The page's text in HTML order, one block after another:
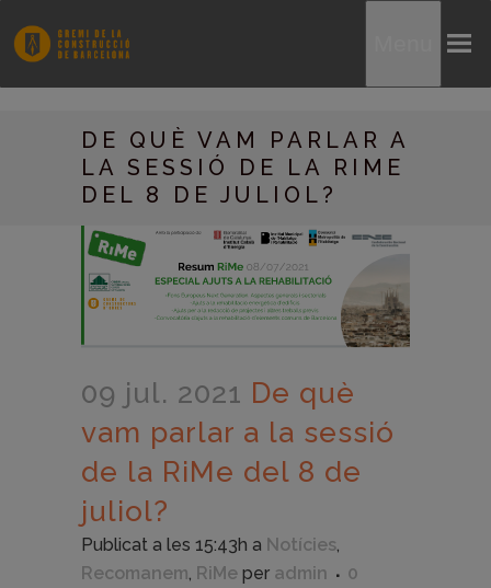
DE QUÈ VAM PARLAR A
LA SESSIÓ DE LA RIME
DEL 8 DE JULIOL?
09 jul. 2021 De què
vam parlar a la sessió
de la RiMe del 8 de
juliol?
Publicat a les 15:43h a Notícies,
Recomanem, RiMe per admin
0